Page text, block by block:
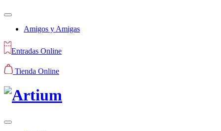
Amigos y Amigas
Entradas Online
Tienda Online